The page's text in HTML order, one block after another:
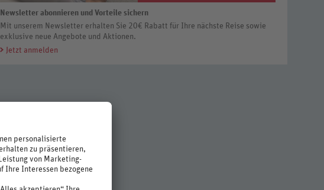
Newsletter abonnieren und Vorteile sichern
Mit unserem Newsletter erhalten Sie 20€ Rabatt für Ihre nächste Reise sowie
exklusive neue Angebote und Aktionen.
Jetzt anmelden